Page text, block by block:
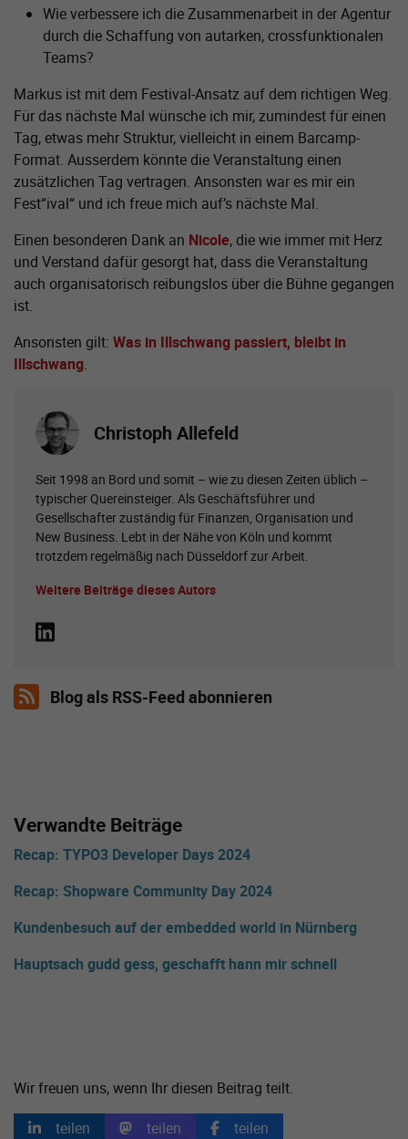
Wie verbessere ich die Zusammenarbeit in der Agentur
durch die Schaffung von autarken, crossfunktionalen
Teams?
Markus ist mit dem Festival-Ansatz auf dem richtigen Weg.
Für das nächste Mal wünsche ich mir, zumindest für einen
Tag, etwas mehr Struktur, vielleicht in einem Barcamp-
Format. Ausserdem könnte die Veranstaltung einen
zusätzlichen Tag vertragen. Ansonsten war es mir ein
Fest“ival“ und ich freue mich auf’s nächste Mal.
Einen besonderen Dank an Nicole, die wie immer mit Herz
und Verstand dafür gesorgt hat, dass die Veranstaltung
auch organisatorisch reibungslos über die Bühne gegangen
ist.
Ansonsten gilt: Was in Illschwang passiert, bleibt in
Illschwang.
Christoph Allefeld
Seit 1998 an Bord und somit – wie zu diesen Zeiten üblich –
typischer Quereinsteiger. Als Geschäftsführer und
Gesellschafter zuständig für Finanzen, Organisation und
New Business. Lebt in der Nähe von Köln und kommt
trotzdem regelmäßig nach Düsseldorf zur Arbeit.
Weitere Beiträge dieses Autors
Blog als RSS-Feed abonnieren
Verwandte Beiträge
Recap: TYPO3 Developer Days 2024
Recap: Shopware Community Day 2024
Kundenbesuch auf der embedded world in Nürnberg
Hauptsach gudd gess, geschafft hann mir schnell
Wir freuen uns, wenn Ihr diesen Beitrag teilt.
teilen
teilen teilen